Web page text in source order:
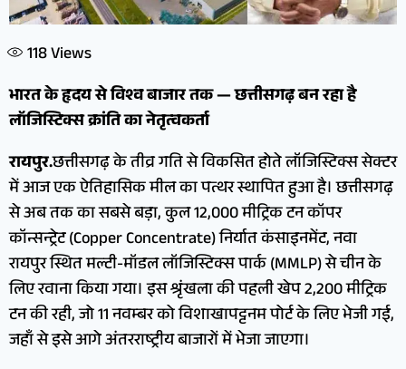
118Views
भारत के हृदय से विश्व बाजार तक — छत्तीसगढ़ बन रहा है
लॉजिस्टिक्स क्रांति का नेतृत्वकर्ता
रायपुर.छत्तीसगढ़ के तीव्र गति से विकसित होते लॉजिस्टिक्स सेक्टर
में आज एक ऐतिहासिक मील का पत्थर स्थापित हुआ है। छत्तीसगढ़
से अब तक का सबसे बड़ा, कुल 12,000 मीट्रिक टन कॉपर
कॉन्सन्ट्रेट (Copper Concentrate) निर्यात कंसाइनमेंट, नवा
रायपुर स्थित मल्टी-मॉडल लॉजिस्टिक्स पार्क (MMLP) से चीन के
लिए रवाना किया गया। इस श्रृंखला की पहली खेप 2,200 मीट्रिक
टन की रही, जो 11 नवम्बर को विशाखापट्टनम पोर्ट के लिए भेजी गई,
जहाँ से इसे आगे अंतरराष्ट्रीय बाजारों में भेजा जाएगा।